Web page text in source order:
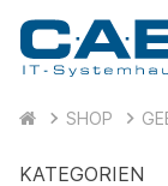
SHOP
KATEGORIEN